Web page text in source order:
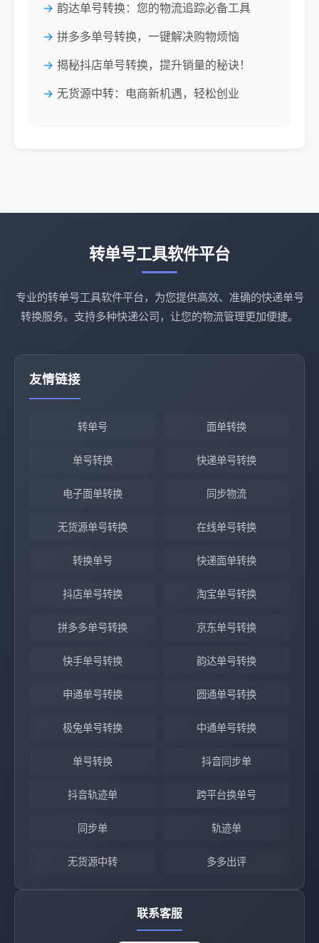
韵达单号转换：您的物流追踪必备工具
拼多多单号转换，一键解决购物烦恼
揭秘抖店单号转换，提升销量的秘诀！
无货源中转：电商新机遇，轻松创业
转单号工具软件平台
专业的转单号工具软件平台，为您提供高效、准确的快递单号
转换服务。支持多种快递公司，让您的物流管理更加便捷。
友情链接
转单号 面单转换
单号转换 快递单号转换
电子面单转换 同步物流
无货源单号转换 在线单号转换
转换单号 快递面单转换
抖店单号转换 淘宝单号转换
拼多多单号转换 京东单号转换
快手单号转换 韵达单号转换
申通单号转换 圆通单号转换
极兔单号转换 中通单号转换
单号转换 抖音同步单
抖音轨迹单 跨平台换单号
同步单 轨迹单
无货源中转 多多出评
联系客服